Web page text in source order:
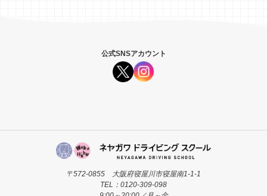
公式SNSアカウント
〒572-0855 大阪府寝屋川市寝屋南1-1-1
TEL：0120-309-098